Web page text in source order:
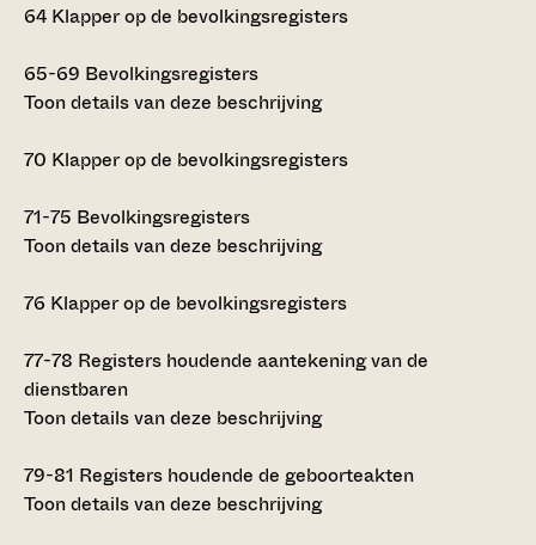
64 Klapper op de bevolkingsregisters
65-69 Bevolkingsregisters
Toon details van deze beschrijving
70 Klapper op de bevolkingsregisters
71-75 Bevolkingsregisters
Toon details van deze beschrijving
76 Klapper op de bevolkingsregisters
77-78 Registers houdende aantekening van de
dienstbaren
Toon details van deze beschrijving
79-81 Registers houdende de geboorteakten
Toon details van deze beschrijving